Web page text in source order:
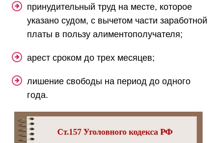
принудительный труд на месте, которое
указано судом, с вычетом части заработной
платы в пользу алиментополучателя;
арест сроком до трех месяцев;
лишение свободы на период до одного
года.